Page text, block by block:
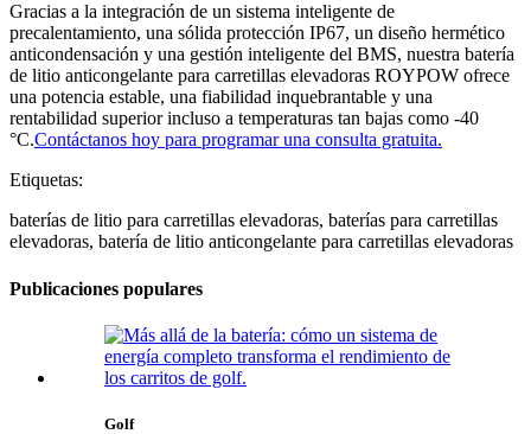
Gracias a la integración de un sistema inteligente de
precalentamiento, una sólida protección IP67, un diseño hermético
anticondensación y una gestión inteligente del BMS, nuestra batería
de litio anticongelante para carretillas elevadoras ROYPOW ofrece
una potencia estable, una fiabilidad inquebrantable y una
rentabilidad superior incluso a temperaturas tan bajas como -40
°C.Contáctanos hoy para programar una consulta gratuita.
Etiquetas:
baterías de litio para carretillas elevadoras, baterías para carretillas
elevadoras, batería de litio anticongelante para carretillas elevadoras
Publicaciones populares
Golf